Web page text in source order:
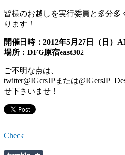
皆様のお越しを実行委員と多分多
ります！
開催日時：2012年5月27日（日）
場所：DFG原宿east302
ご不明な点は、
twitter@IGersJPまたは
せ下さいませ！
Check